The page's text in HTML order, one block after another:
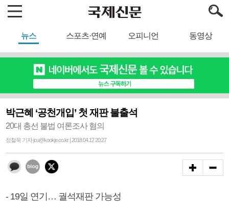
뉴스 스포츠·연예 오피니언 동영상
박근혜 ‘공천개입’ 첫 재판 불출석
20대 총선 불법 여론조사 혐의
정철욱 기자 jcu@kookje.co.kr | 2018.04.17 20:27
- 19일 연기… 궐석재판 가능성